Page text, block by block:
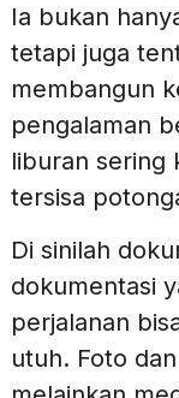
Ia bukan
tetapi juga
membangun
pengalaman
liburan sering
tersisa
Di sinilah
dokumentasi
perjalanan
utuh. Foto